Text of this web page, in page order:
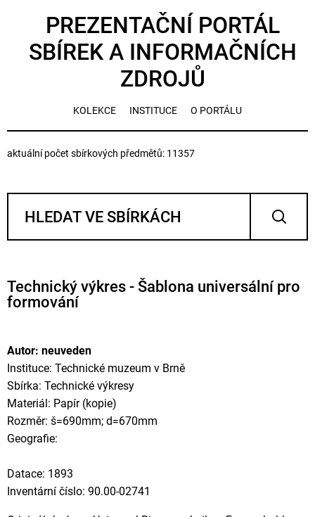
PREZENTAČNÍ PORTÁL
SBÍREK A INFORMAČNÍCH
ZDROJŮ
KOLEKCE INSTITUCE O PORTÁLU
aktuální počet sbírkových předmětů: 11357
Technický výkres - Šablona universální pro
formování
Autor: neuveden
Instituce: Technické muzeum v Brně
Sbírka: Technické výkresy
Materiál: Papír (kopie)
Rozměr: š=690mm; d=670mm
Geografie:
Datace: 1893
Inventární číslo: 90.00-02741